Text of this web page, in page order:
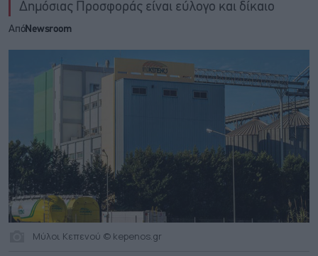
Δημόσιας Προσφοράς είναι εύλογο και δίκαιο
ΑπόNewsroom
Μύλοι Κεπενού © kepenos.gr